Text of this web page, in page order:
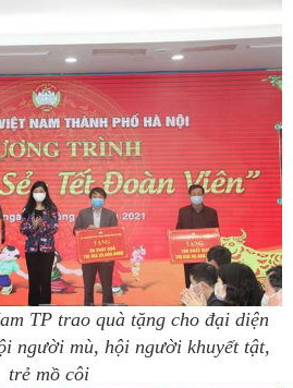
TP trao quà tặng cho đại diện
người mù, hội người khuyết tật,
trẻ mồ côi